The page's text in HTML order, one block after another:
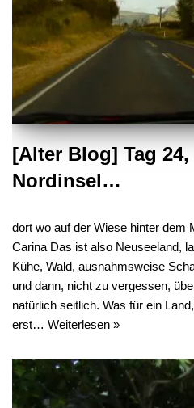
[Alter Blog] Tag 24,
Nordinsel…
dort wo auf der Wiese hinter dem
Carina Das ist also Neuseeland,
Kühe, Wald, ausnahmsweise
und dann, nicht zu vergessen,
natürlich seitlich. Was für ein
erst… Weiterlesen »